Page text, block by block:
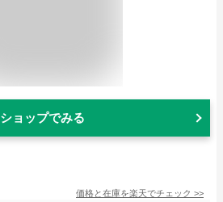
ショップでみる
価格と在庫を楽天でチェック >>